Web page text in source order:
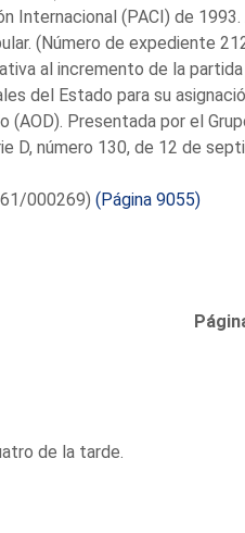
Internacional (PACI) de
(Número de expediente
al incremento de la
del Estado para su
(AOD). Presentada por el
D, número 130, de 12 de
000269) (Página 9055)
de la tarde.